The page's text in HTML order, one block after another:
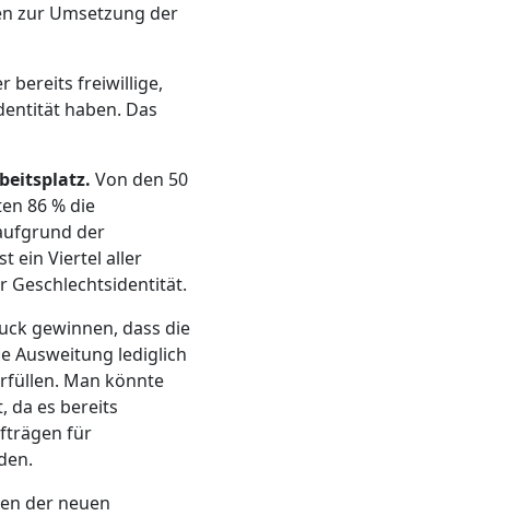
zur Umsetzung der
bereits freiwillige,
haben. Das
Von den 50
86 % die
der
ein Viertel aller
Geschlechtsidentität.
gewinnen, dass die
Ausweitung lediglich
Man könnte
da es bereits
für
der neuen